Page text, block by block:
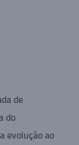
de
do
evolução ao